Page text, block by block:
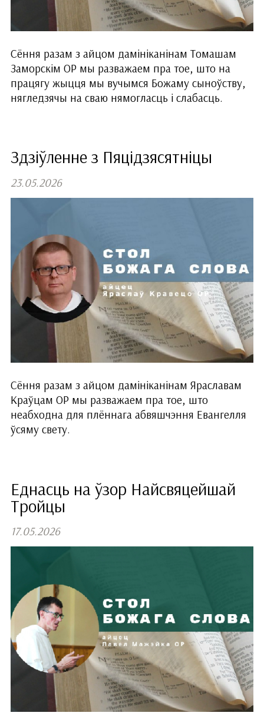
Сёння разам з айцом дамініканінам Томашам
Заморскім ОР мы разважаем пра тое, што на
працягу жыцця мы вучымся Божаму сыноўству,
нягледзячы на сваю нямогласць і слабасць.
Здзіўленне з Пяцідзясятніцы
23.05.2026
Сёння разам з айцом дамініканінам Яраславам
Краўцам ОР мы разважаем пра тое, што
неабходна для плённага абвяшчэння Евангелля
ўсяму свету.
Еднасць на ўзор Найсвяцейшай
Тройцы
17.05.2026